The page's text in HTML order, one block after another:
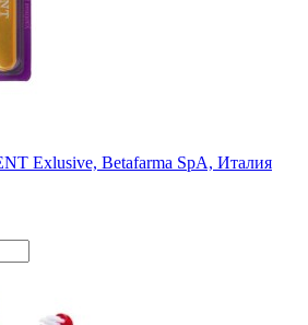
Exlusive, Betafarma SpA, Италия